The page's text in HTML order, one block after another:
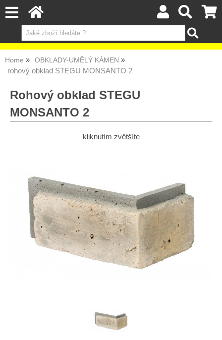
Home OBKLADY-UMĚLÝ KÁMEN
rohový obklad STEGU MONSANTO 2
Rohový obklad STEGU
MONSANTO 2
kliknutím zvětšíte